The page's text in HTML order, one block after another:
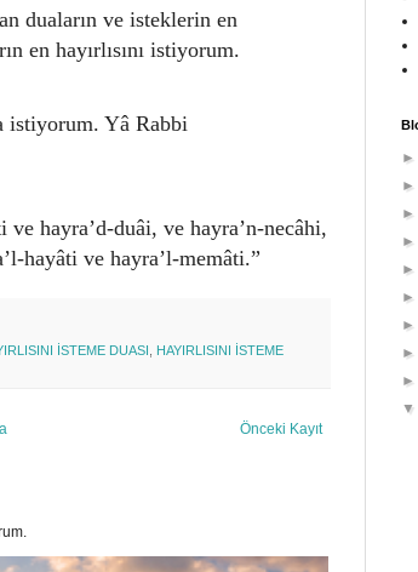
duaların ve isteklerin en
en hayırlısını istiyorum.
istiyorum. Yâ Rabbi
ve hayra’d-duâi, ve hayra’n-necâhi,
hayâti ve hayra’l-memâti.”
İSTEME DUASI
HAYIRLISINI İSTEME
Önceki Kayıt
►
►
►
►
►
►
►
►
►
▼